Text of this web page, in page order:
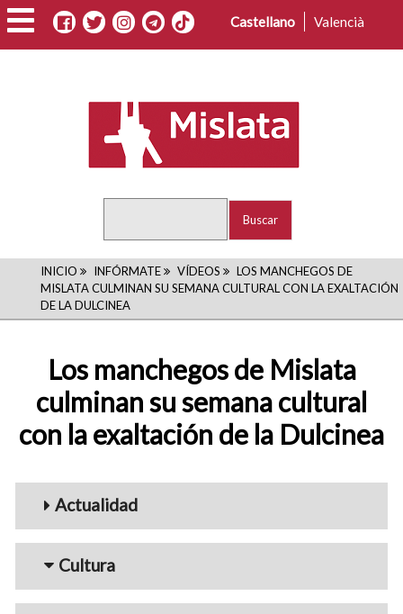
Pasar
al
contenido
Castellano Valencià
RUTA
DE
INICIO INFÓRMATE VÍDEOS
LOS MANCHEGOS DE
MISLATA CULMINAN SU SEMANA CULTURAL CON LA EXALTACIÓN
DE LA DULCINEA
Los manchegos de Mislata
culminan su semana cultural
con la exaltación de la Dulcinea
Menu_Videos
Actualidad
Cultura